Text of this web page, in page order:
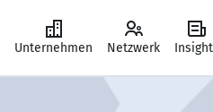
Unternehmen Netzwerk